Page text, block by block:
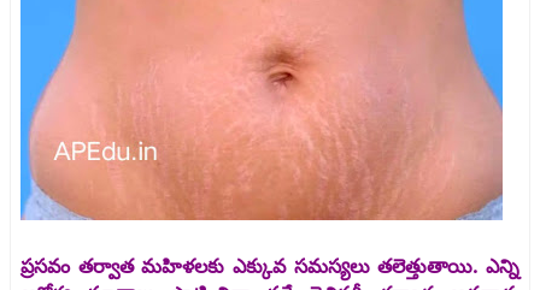
ప్రసవం తర్వాత మహిళలకు ఎక్కువ సమస్యలు తలెత్తుతాయి. ఎన్ని